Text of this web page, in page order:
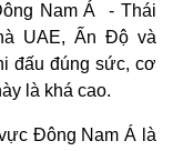
Nam Á - Thái
UAE, Ấn Độ và
đấu đúng sức, cơ
là khá cao.
Đông Nam Á là